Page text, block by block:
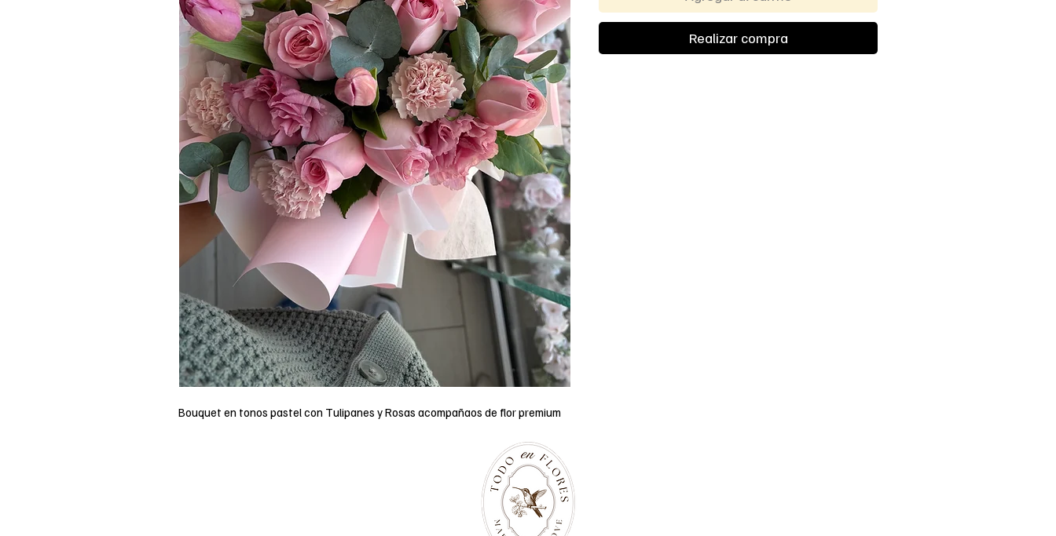
Bouquet en tonos pastel con Tulipanes y Rosas acompañaos de flor premium
Realizar compra